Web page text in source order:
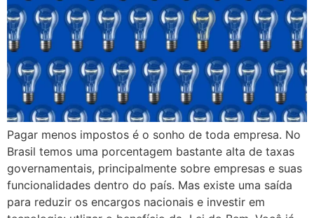
Pagar menos impostos é o sonho de toda empresa. No
Brasil temos uma porcentagem bastante alta de taxas
governamentais, principalmente sobre empresas e suas
funcionalidades dentro do país. Mas existe uma saída
para reduzir os encargos nacionais e investir em